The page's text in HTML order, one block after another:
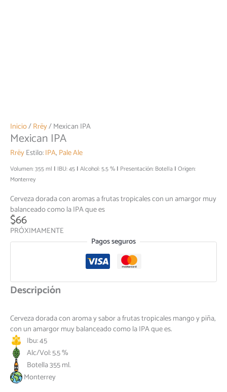
Inicio/Rrëy/ Mexican IPA
Mexican IPA
RrëyEstilo:IPA, Pale Ale
Volumen: 355 ml IBU: 45 Alcohol: 5.5 % Presentación: Botella Origen:
Monterrey
Cerveza dorada con aromas a frutas tropicales con un amargor muy
balanceado como la IPA que es
$66
PRÓXIMAMENTE
Pagos seguros
Descripción
Cerveza dorada con aroma y sabor a frutas tropicales mango y piña,
con un amargor muy balanceado como la IPA que es.
Ibu: 45
Alc/Vol: 5.5 %
Botella 355 ml.
Monterrey